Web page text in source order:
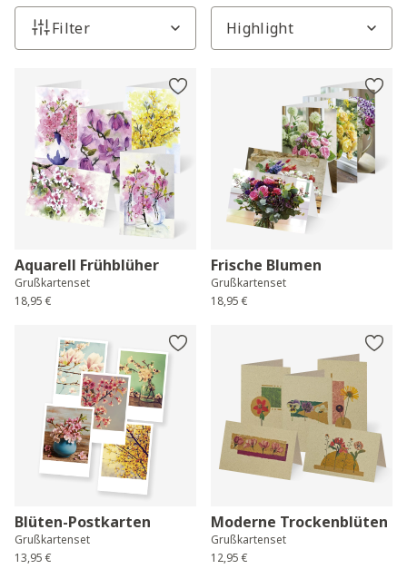
Filter
Aquarell Frühblüher
Grußkartenset
18,95 €
Frische Blumen
Grußkartenset
18,95 €
Blüten-Postkarten
Grußkartenset
13,95 €
Moderne Trockenblüten
Grußkartenset
12,95 €